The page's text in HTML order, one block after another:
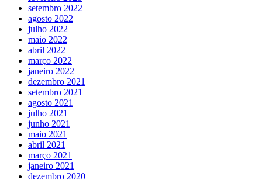
setembro 2022
agosto 2022
julho 2022
maio 2022
abril 2022
março 2022
janeiro 2022
dezembro 2021
setembro 2021
agosto 2021
julho 2021
junho 2021
maio 2021
abril 2021
março 2021
janeiro 2021
dezembro 2020